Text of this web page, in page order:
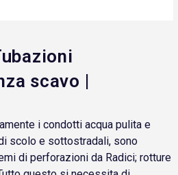
scavo |
i condotti acqua pulita e
scolo e sottostradali, sono
di perforazioni da Radici; rotture